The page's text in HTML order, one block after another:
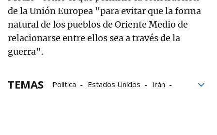
de la Unión Europea "para evitar que la forma
natural de los pueblos de Oriente Medio de
relacionarse entre ellos sea a través de la
guerra".
TEMAS Política Estados Unidos
Irán